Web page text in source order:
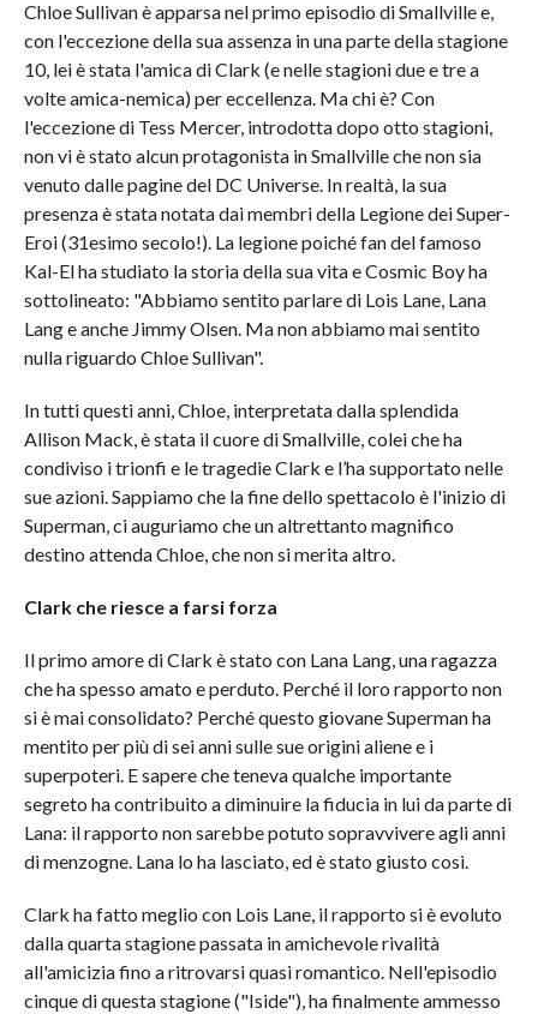
Chloe Sullivan è apparsa nel primo episodio di Smallville e,
con l'eccezione della sua assenza in una parte della stagione
10, lei è stata l'amica di Clark (e nelle stagioni due e tre a
volte amica-nemica) per eccellenza. Ma chi è? Con
l'eccezione di Tess Mercer, introdotta dopo otto stagioni,
non vi è stato alcun protagonista in Smallville che non sia
venuto dalle pagine del DC Universe. In realtà, la sua
presenza è stata notata dai membri della Legione dei Super-
Eroi (31esimo secolo!). La legione poiché fan del famoso
Kal-El ha studiato la storia della sua vita e Cosmic Boy ha
sottolineato: "Abbiamo sentito parlare di Lois Lane, Lana
Lang e anche Jimmy Olsen. Ma non abbiamo mai sentito
nulla riguardo Chloe Sullivan".
In tutti questi anni, Chloe, interpretata dalla splendida
Allison Mack, è stata il cuore di Smallville, colei che ha
condiviso i trionfi e le tragedie Clark e l’ha supportato nelle
sue azioni. Sappiamo che la fine dello spettacolo è l'inizio di
Superman, ci auguriamo che un altrettanto magnifico
destino attenda Chloe, che non si merita altro.
Clark che riesce a farsi forza
Il primo amore di Clark è stato con Lana Lang, una ragazza
che ha spesso amato e perduto. Perché il loro rapporto non
si è mai consolidato? Perché questo giovane Superman ha
mentito per più di sei anni sulle sue origini aliene e i
superpoteri. E sapere che teneva qualche importante
segreto ha contribuito a diminuire la fiducia in lui da parte di
Lana: il rapporto non sarebbe potuto sopravvivere agli anni
di menzogne. Lana lo ha lasciato, ed è stato giusto così.
Clark ha fatto meglio con Lois Lane, il rapporto si è evoluto
dalla quarta stagione passata in amichevole rivalità
all'amicizia fino a ritrovarsi quasi romantico. Nell'episodio
cinque di questa stagione ("Iside"), ha finalmente ammesso